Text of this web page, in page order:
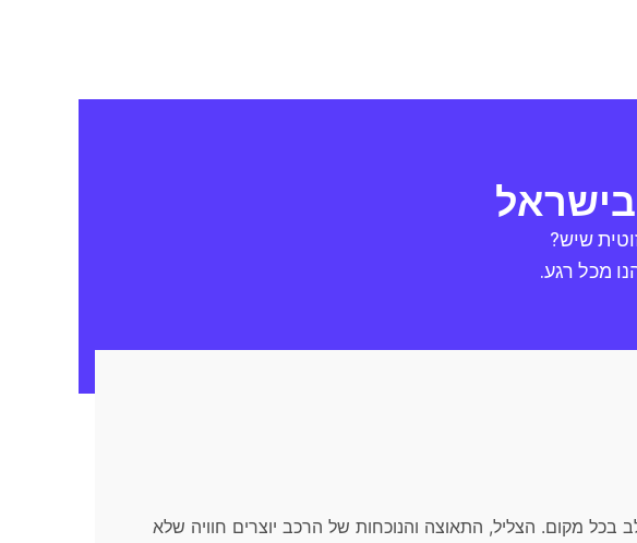
בישראל
שיש?
מכל רגע.
לב בכל מקום. הצליל, התאוצה והנוכחות של הרכב יוצרים חוויה שלא